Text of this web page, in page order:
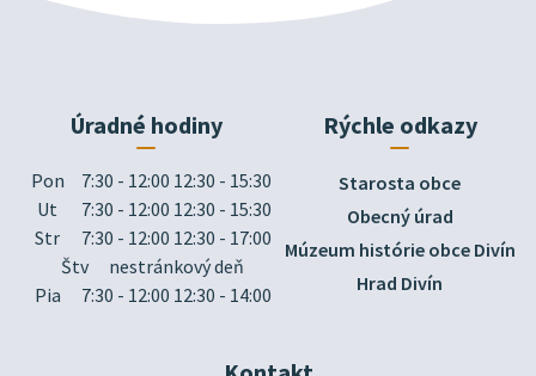
Úradné hodiny
Pon
7:30 - 12:00 12:30 - 15:30
Ut
7:30 - 12:00 12:30 - 15:30
Str
7:30 - 12:00 12:30 - 17:00
Štv
nestránkový deň
Pia
7:30 - 12:00 12:30 - 14:00
Rýchle odkazy
Starosta obce
Obecný úrad
Múzeum histórie obce Divín
Hrad Divín